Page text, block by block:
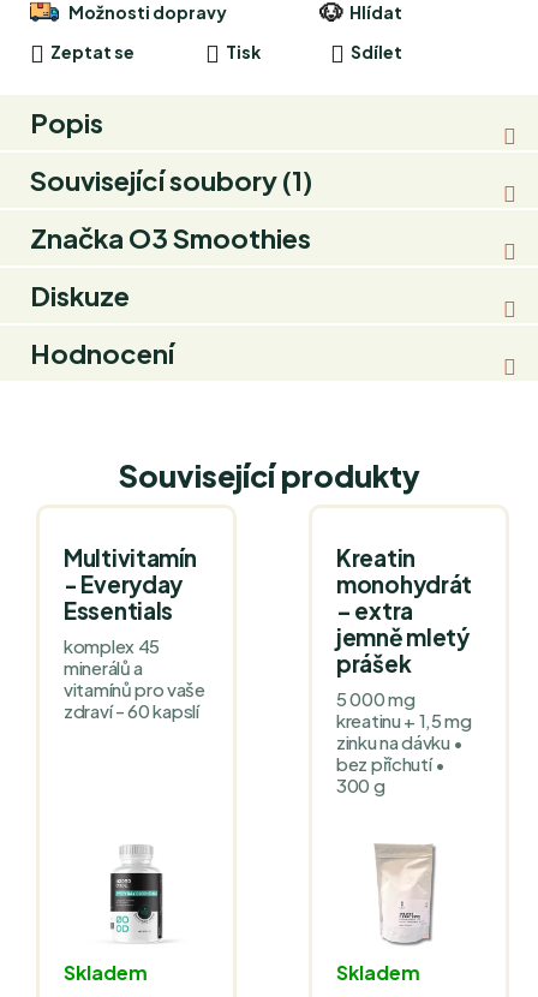
Tisk
Zeptat se
Hlídat
Sdílet
Možnosti dopravy
Popis
Související soubory (1)
Značka O3 Smoothies
Diskuze
Hodnocení
Související produkty
Multivitamín
- Everyday
Essentials
komplex 45
minerálů a
vitamínů pro vaše
zdraví - 60 kapslí
Skladem
Kreatin
monohydrát
– extra
jemně mletý
prášek
5 000 mg
kreatinu + 1,5 mg
zinku na dávku •
bez příchutí •
300 g
Skladem